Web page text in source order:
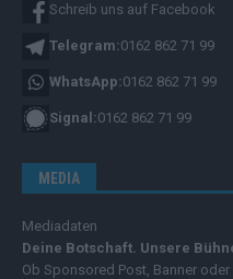
Schreib uns auf Facebook
Telegram:0162 862 71 99
WhatsApp:0162 862 71 99
Signal:0162 862 71 99
MEDIA
Mediadaten
Deine Botschaft. Unsere
Ob Sponsored Post, Banner